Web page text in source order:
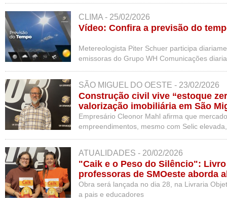
CLIMA - 25/02/2026
Vídeo: Confira a previsão do
Metereologista Piter Schuer participa
emissoras do Grupo WH Comunicações
SÃO MIGUEL DO OESTE - 23/02/2026
Construção civil vive “estoque
valorização imobiliária em São
Empresário Cleonor Mahl afirma que
empreendimentos, mesmo com Selic
ATUALIDADES - 20/02/2026
"Caik e o Peso do Silêncio":
professoras de SMOeste aborda
forma lúdica e orientativa
Obra será lançada no dia 28, na Livraria
a pais e educadores